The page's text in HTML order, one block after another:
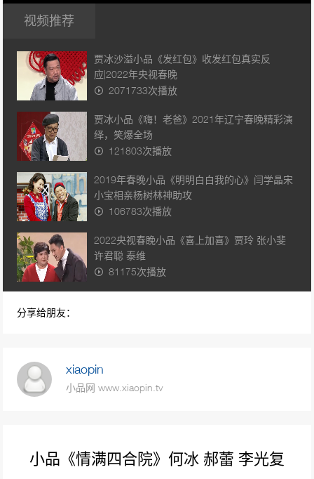
视频推荐
贾冰沙溢小品《发红包》收发红包真实反
应|2022年央视春晚
2071733次播放
贾冰小品《嗨！老爸》2021年辽宁春晚精彩演
绎，笑爆全场
121803次播放
2019年春晚小品《明明白白我的心》闫学晶宋
小宝相亲杨树林神助攻
106783次播放
2022央视春睌小品《喜上加喜》贾玲 张小斐
许君聪 泰维
81175次播放
上演职员花式求婚老板
62874次播放
分享给朋友：
xiaopin
小品网 www.xiaopin.tv
小品《情满四合院》何冰 郝蕾 李光复